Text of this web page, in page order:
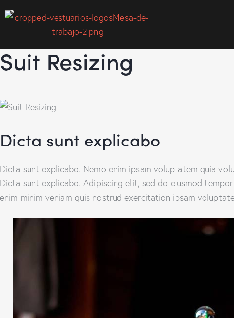
Suit Resizing
Dicta sunt explicabo
Dicta sunt explicabo. Nemo enim ipsam voluptatem quia
Dicta sunt explicabo. Adipiscing elit, sed do eiusmod
enim minim veniam quis nostrud exercitation ipsam